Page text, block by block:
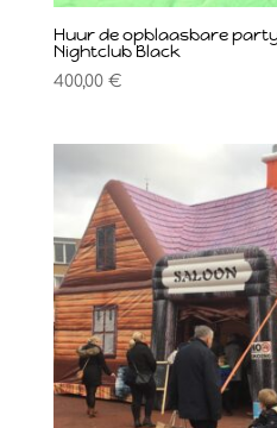
Huur de opblaasbare
Nightclub Black
400,00 €